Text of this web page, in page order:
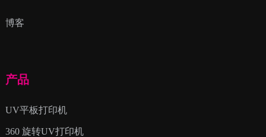
博客
产品
UV平板打印机
360 旋转UV打印机